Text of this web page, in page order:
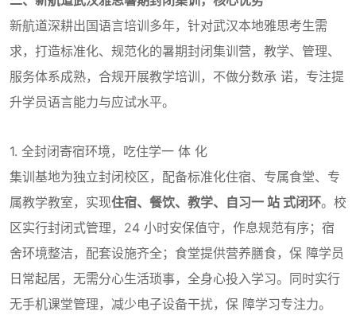
新航道深耕出国语言培训多年，针对武汉本地雅思考生需
求，打造标准化、规范化的暑期封闭集训营，教学、管理、
服务体系成熟，合规开展教学培训，不做分数承 诺，专注提
升学员语言能力与应试水平。
1. 全封闭寄宿环境，吃住学一 体 化
集训基地为独立封闭校区，配备标准化住宿、专属食堂、专
属教学教室，实现住宿、餐饮、教学、自习一 站 式闭环。校
区实行封闭式管理，24 小时安保值守，作息规范有序；宿
舍环境整洁，配套设施齐全；食堂提供营养膳食，保 障学员
日常起居，无需分心生活琐事，全身心投入学习。同时实行
无手机课堂管理，减少电子设备干扰，保 障学习专注力。